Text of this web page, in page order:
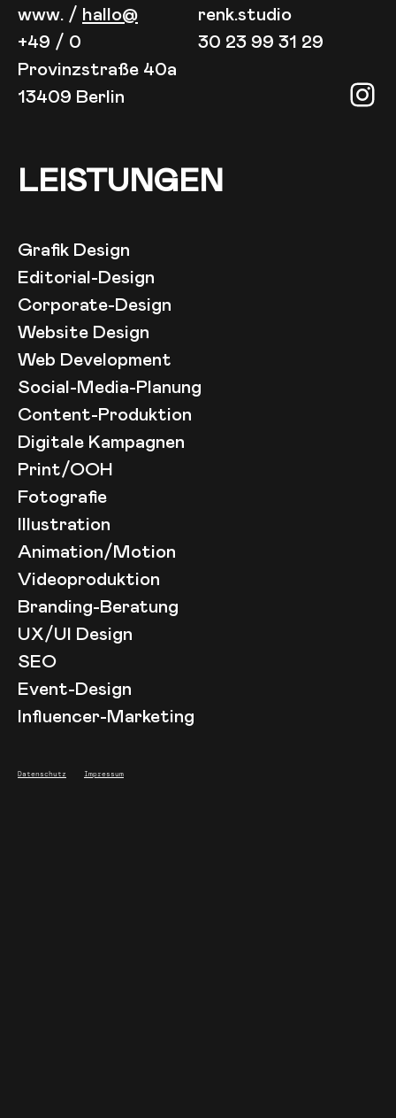
www. / hallo@
renk.studio
+49 / 0
30 23 99 31 29
Provinzstraße 40a
13409 Berlin
LEISTUNGEN
Grafik Design
Editorial-Design
Corporate-Design
Website Design
Web Development
Social-Media-Planung
Content-Produktion
Digitale Kampagnen
Print/OOH
Fotografie
Illustration
Animation/Motion
Videoproduktion
Branding-Beratung
UX/UI Design
SEO
Event-Design
Influencer-Marketing
Datenschutz Impressum